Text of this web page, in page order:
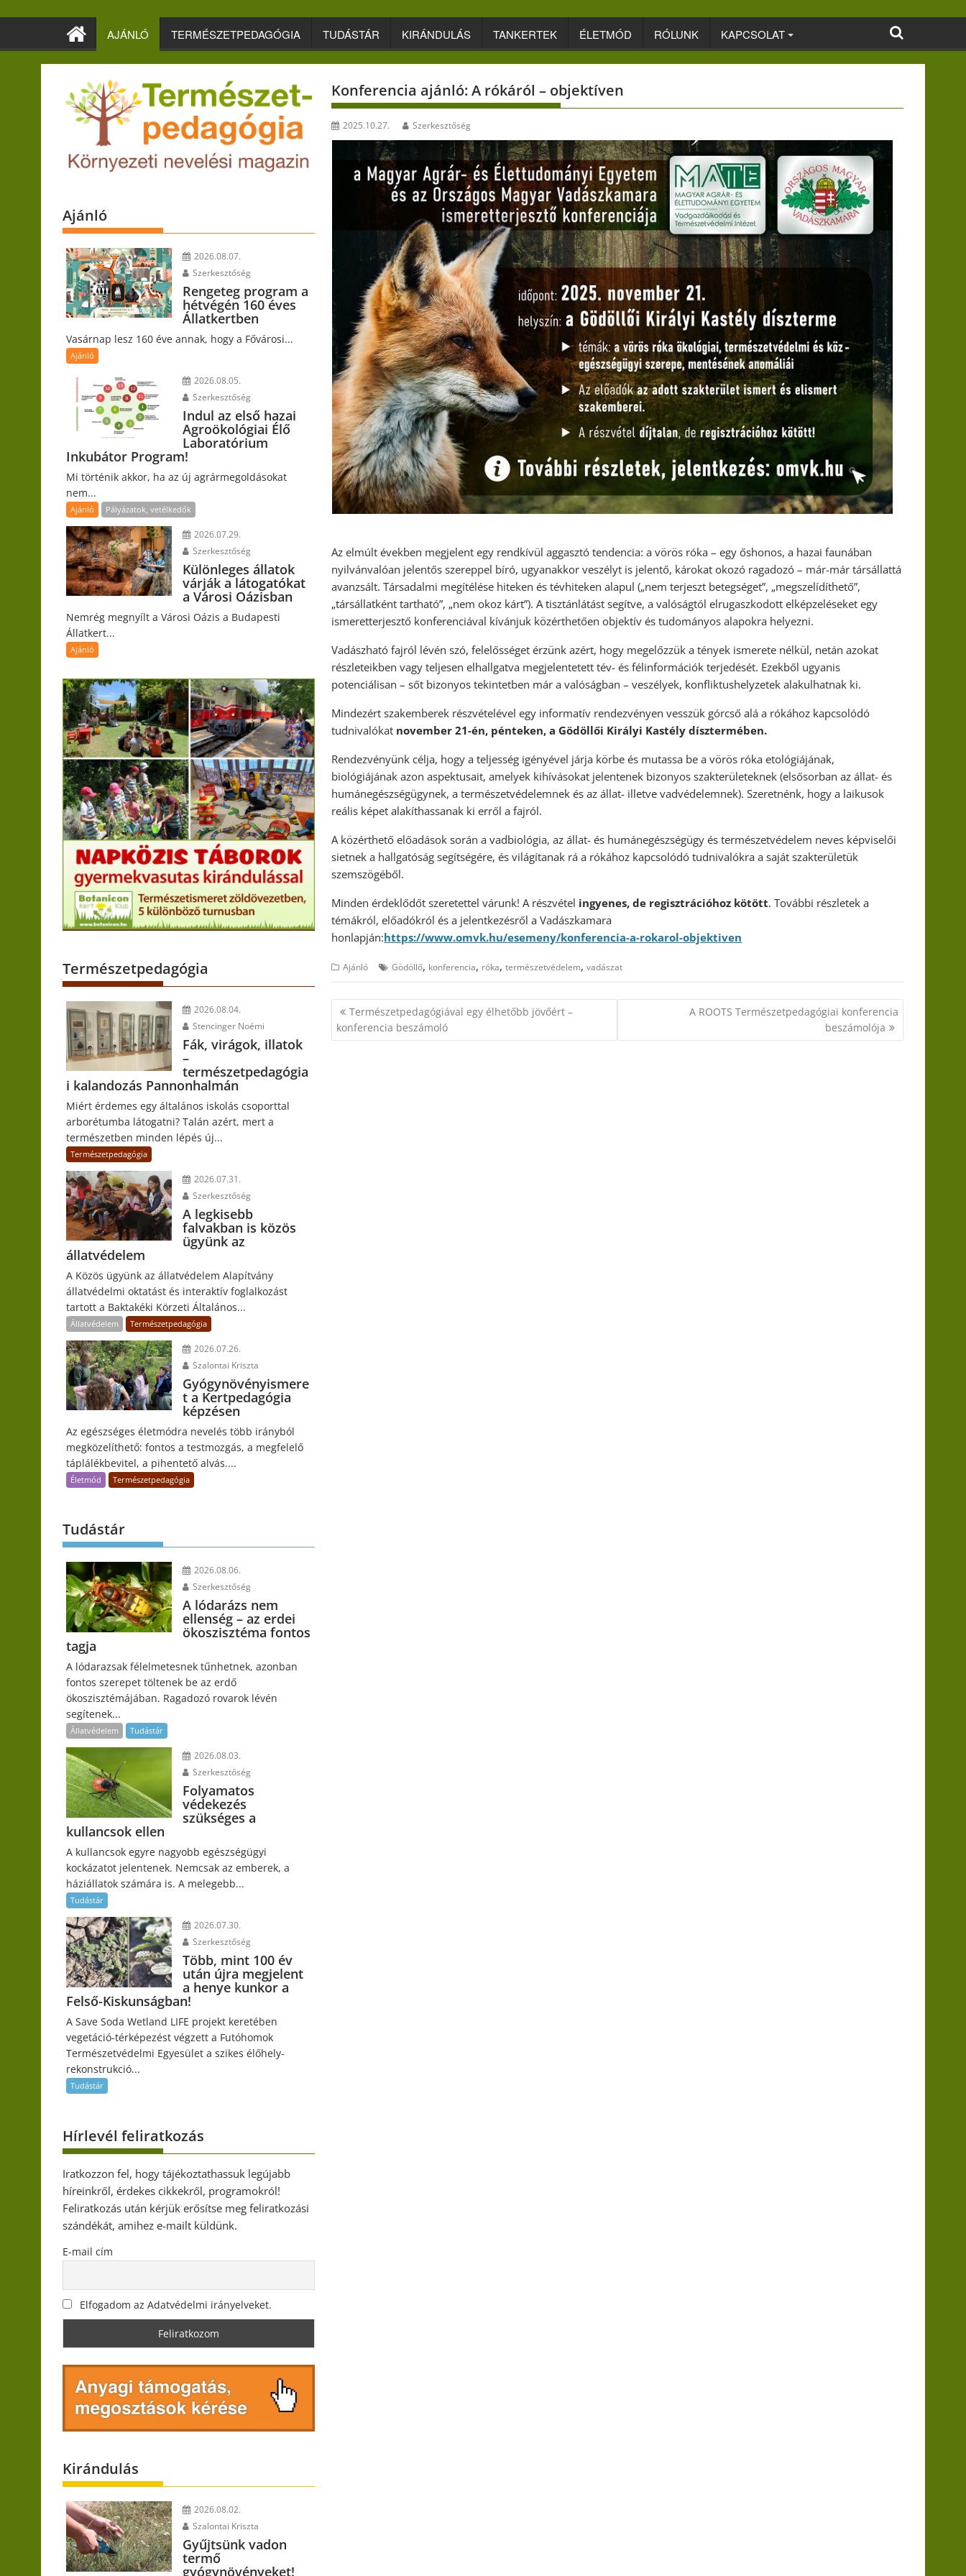
AJÁNLÓ TERMÉSZETPEDAGÓGIA TUDÁSTÁR KIRÁNDULÁS TANKERTEK ÉLETMÓD RÓLUNK KAPCSOLAT
Konferencia ajánló: A rókáról – objektíven
2025.10.27. Szerkesztőség
Az elmúlt években megjelent egy rendkívül aggasztó tendencia: a vörös róka – egy őshonos, a hazai faunában
nyilvánvalóan jelentős szereppel bíró, ugyanakkor veszélyt is jelentő, károkat okozó ragadozó – már-már társállattá
avanzsált. Társadalmi megítélése hiteken és tévhiteken alapul („nem terjeszt betegséget”, „megszelídíthető”,
„társállatként tartható”, „nem okoz kárt”). A tisztánlátást segítve, a valóságtól elrugaszkodott elképzeléseket egy
ismeretterjesztő konferenciával kívánjuk közérthetően objektív és tudományos alapokra helyezni.
Vadászható fajról lévén szó, felelősséget érzünk azért, hogy megelőzzük a tények ismerete nélkül, netán azokat
részleteikben vagy teljesen elhallgatva megjelentetett tév- és félinformációk terjedését. Ezekből ugyanis
potenciálisan – sőt bizonyos tekintetben már a valóságban – veszélyek, konfliktushelyzetek alakulhatnak ki.
Mindezért szakemberek részvételével egy informatív rendezvényen vesszük górcső alá a rókához kapcsolódó
tudnivalókat november 21-én, pénteken, a Gödöllői Királyi Kastély dísztermében.
Rendezvényünk célja, hogy a teljesség igényével járja körbe és mutassa be a vörös róka etológiájának,
biológiájának azon aspektusait, amelyek kihívásokat jelentenek bizonyos szakterületeknek (elsősorban az állat- és
humánegészségügynek, a természetvédelemnek és az állat- illetve vadvédelemnek). Szeretnénk, hogy a laikusok
reális képet alakíthassanak ki erről a fajról.
A közérthető előadások során a vadbiológia, az állat- és humánegészségügy és természetvédelem neves képviselői
sietnek a hallgatóság segítségére, és világítanak rá a rókához kapcsolódó tudnivalókra a saját szakterületük
szemszögéből.
Minden érdeklődőt szeretettel várunk! A részvétel ingyenes, de regisztrációhoz kötött. További részletek a
témákról, előadókról és a jelentkezésről a Vadászkamara
honlapján:https://www.omvk.hu/esemeny/konferencia-a-rokarol-objektiven
Ajánló Gödöllő, konferencia, róka,természetvédelem,vadászat
Bejegyzés
navigáció
Természetpedagógiával egy élhetőbb jövőért –
konferencia beszámoló
A ROOTS Természetpedagógiai konferencia
beszámolója
Ajánló
2026.08.07.
Szerkesztőség
Rengeteg program a
hétvégén 160 éves
Állatkertben
Vasárnap lesz 160 éve annak, hogy a Fővárosi...
Ajánló
2026.08.05.
Szerkesztőség
Indul az első hazai
Agroökológiai Élő
Laboratórium
Inkubátor Program!
Mi történik akkor, ha az új agrármegoldásokat
nem...
Ajánló Pályázatok, vetélkedők
2026.07.29.
Szerkesztőség
Különleges állatok
várják a látogatókat
a Városi Oázisban
Nemrég megnyílt a Városi Oázis a Budapesti
Állatkert...
Ajánló
Természetpedagógia
2026.08.04.
Stencinger Noémi
Fák, virágok, illatok
–
természetpedagógia
i kalandozás Pannonhalmán
Miért érdemes egy általános iskolás csoporttal
arborétumba látogatni? Talán azért, mert a
természetben minden lépés új...
Természetpedagógia
2026.07.31.
Szerkesztőség
A legkisebb
falvakban is közös
ügyünk az
állatvédelem
A Közös ügyünk az állatvédelem Alapítvány
állatvédelmi oktatást és interaktív foglalkozást
tartott a Baktakéki Körzeti Általános...
Állatvédelem Természetpedagógia
2026.07.26.
Szalontai Kriszta
Gyógynövényismere
t a Kertpedagógia
képzésen
Az egészséges életmódra nevelés több irányból
megközelíthető: fontos a testmozgás, a megfelelő
táplálékbevitel, a pihentető alvás....
Életmód Természetpedagógia
Tudástár
2026.08.06.
Szerkesztőség
A lódarázs nem
ellenség – az erdei
ökoszisztéma fontos
tagja
A lódarazsak félelmetesnek tűnhetnek, azonban
fontos szerepet töltenek be az erdő
ökoszisztémájában. Ragadozó rovarok lévén
segítenek...
Állatvédelem Tudástár
2026.08.03.
Szerkesztőség
Folyamatos
védekezés
szükséges a
kullancsok ellen
A kullancsok egyre nagyobb egészségügyi
kockázatot jelentenek. Nemcsak az emberek, a
háziállatok számára is. A melegebb...
Tudástár
2026.07.30.
Szerkesztőség
Több, mint 100 év
után újra megjelent
a henye kunkor a
Felső-Kiskunságban!
A Save Soda Wetland LIFE projekt keretében
vegetáció-térképezést végzett a Futóhomok
Természetvédelmi Egyesület a szikes élőhely-
rekonstrukció...
Tudástár
Hírlevél feliratkozás
Iratkozzon fel, hogy tájékoztathassuk legújabb
híreinkről, érdekes cikkekről, programokról!
Feliratkozás után kérjük erősítse meg feliratkozási
szándékát, amihez e-mailt küldünk.
E-mail cím
Elfogadom az Adatvédelmi irányelveket.
Kirándulás
2026.08.02.
Szalontai Kriszta
Gyűjtsünk vadon
termő
gyógynövényeket!